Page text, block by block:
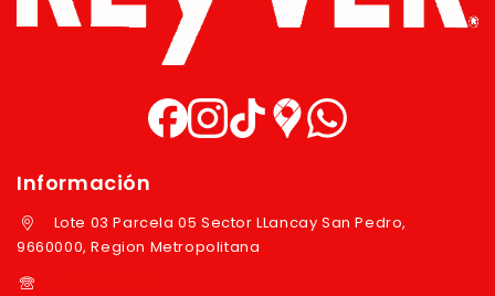
Información
Lote 03 Parcela 05 Sector LLancay San Pedro,
9660000, Region Metropolitana